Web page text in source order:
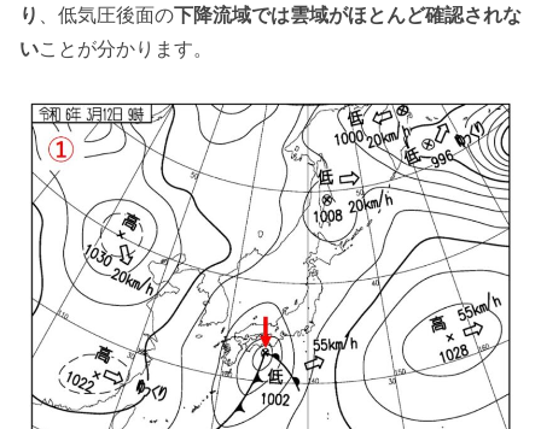
り
、低気圧後面の下降流域では雲域がほとんど確認されな
いことが分かります。